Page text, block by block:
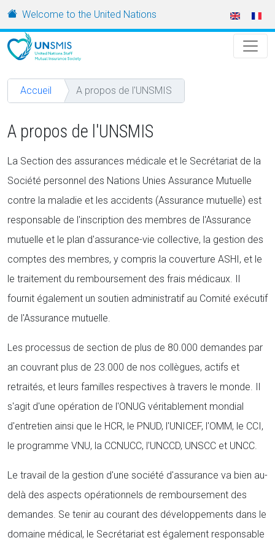
Aller au contenu principal
URLWelcome to the United Nations
Accueil A propos de l'UNSMIS
A propos de l'UNSMIS
La Section des assurances médicale et le Secrétariat de la
Société personnel des Nations Unies Assurance Mutuelle
contre la maladie et les accidents (Assurance mutuelle) est
responsable de l'inscription des membres de l'Assurance
mutuelle et le plan d'assurance-vie collective, la gestion des
comptes des membres, y compris la couverture ASHI, et le
le traitement du remboursement des frais médicaux. Il
fournit également un soutien administratif au Comité exécutif
de l'Assurance mutuelle.
Les processus de section de plus de 80.000 demandes par
an couvrant plus de 23.000 de nos collègues, actifs et
retraités, et leurs familles respectives à travers le monde. Il
s'agit d'une opération de l'ONUG véritablement mondial
d'entretien ainsi que le HCR, le PNUD, l'UNICEF, l'OMM, le CCI,
le programme VNU, la CCNUCC, l'UNCCD, UNSCC et UNCC.
Le travail de la gestion d'une société d'assurance va bien au-
delà des aspects opérationnels de remboursement des
demandes. Se tenir au courant des développements dans le
domaine médical, le Secrétariat est également responsable